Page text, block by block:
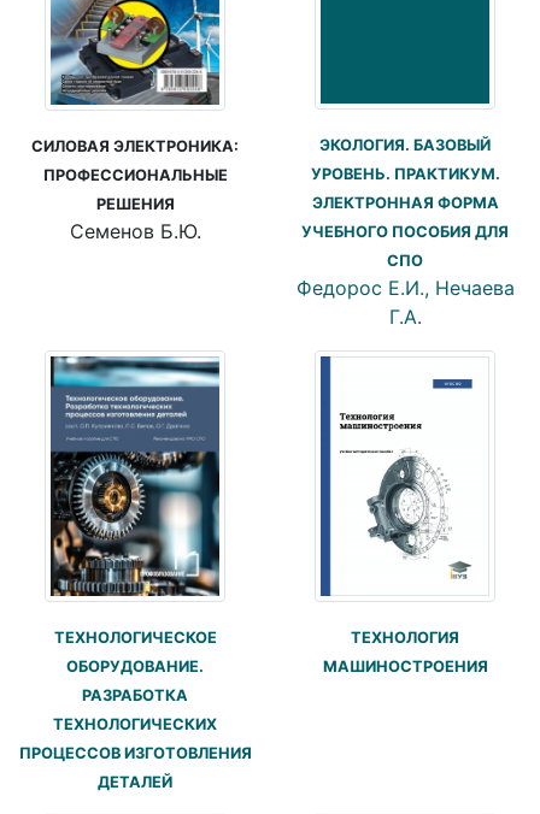
СИЛОВАЯ ЭЛЕКТРОНИКА:
ПРОФЕССИОНАЛЬНЫЕ
РЕШЕНИЯ
Семенов Б.Ю.
ЭКОЛОГИЯ. БАЗОВЫЙ
УРОВЕНЬ. ПРАКТИКУМ.
ЭЛЕКТРОННАЯ ФОРМА
УЧЕБНОГО ПОСОБИЯ ДЛЯ
СПО
Федорос Е.И., Нечаева
Г.А.
ТЕХНОЛОГИЧЕСКОЕ
ОБОРУДОВАНИЕ.
РАЗРАБОТКА
ТЕХНОЛОГИЧЕСКИХ
ПРОЦЕССОВ ИЗГОТОВЛЕНИЯ
ДЕТАЛЕЙ
ТЕХНОЛОГИЯ
МАШИНОСТРОЕНИЯ